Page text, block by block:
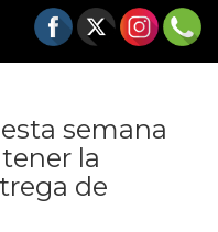
semana
la
de